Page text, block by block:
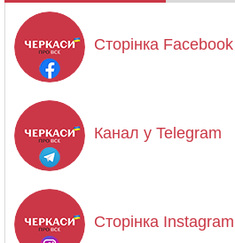
Сторінка Facebook
Канал у Telegram
Сторінка Instagram